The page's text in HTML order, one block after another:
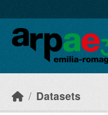
Datasets